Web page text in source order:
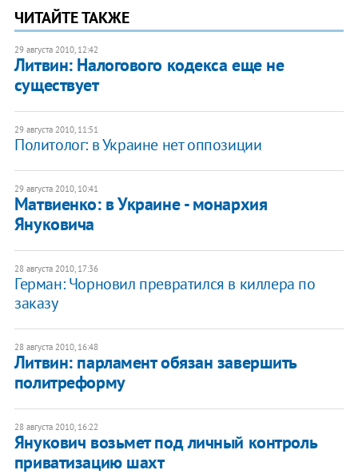
ЧИТАЙТЕ ТАКЖЕ
29 августа 2010, 12:42
Литвин: Налогового кодекса еще не
существует
29 августа 2010, 11:51
Политолог: в Украине нет оппозиции
29 августа 2010, 10:41
Матвиенко: в Украине - монархия
Януковича
28 августа 2010, 17:36
Герман: Чорновил превратился в киллера по
заказу
28 августа 2010, 16:48
Литвин: парламент обязан завершить
политреформу
28 августа 2010, 16:22
Янукович возьмет под личный контроль
приватизацию шахт